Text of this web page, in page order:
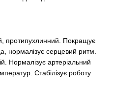
протипухлинний. Покращує
нормалізує серцевий ритм.
Нормалізує артеріальний
Стабілізує роботу